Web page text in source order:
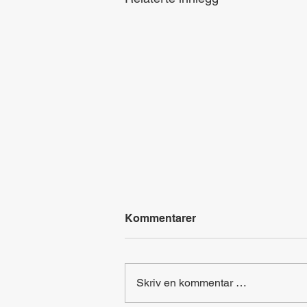
Hovedsteder i Europa
Kommentarer
Skriv en kommentar …